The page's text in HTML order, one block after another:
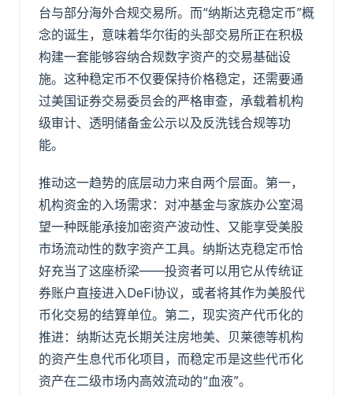
台与部分海外合规交易所。而“纳斯达克稳定币”概
念的诞生，意味着华尔街的头部交易所正在积极
构建一套能够容纳合规数字资产的交易基础设
施。这种稳定币不仅要保持价格稳定，还需要通
过美国证券交易委员会的严格审查，承载着机构
级审计、透明储备金公示以及反洗钱合规等功
能。
推动这一趋势的底层动力来自两个层面。第一，
机构资金的入场需求：对冲基金与家族办公室渴
望一种既能承接加密资产波动性、又能享受美股
市场流动性的数字资产工具。纳斯达克稳定币恰
好充当了这座桥梁——投资者可以用它从传统证
券账户直接进入DeFi协议，或者将其作为美股代
币化交易的结算单位。第二，现实资产代币化的
推进：纳斯达克长期关注房地美、贝莱德等机构
的资产生息代币化项目，而稳定币是这些代币化
资产在二级市场内高效流动的“血液”。